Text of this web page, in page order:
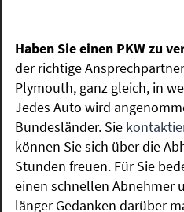
Haben Sie einen PKW zu
der richtige
Plymouth, ganz gleich, in
Jedes Auto wird
Bundesländer. Sie
können Sie sich über die
Stunden freuen. Für Sie
einen schnellen Abnehmer
länger Gedanken darüber